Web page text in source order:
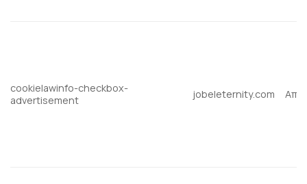
cookielawinfo-checkbox-
advertisement
jobeleternity.com